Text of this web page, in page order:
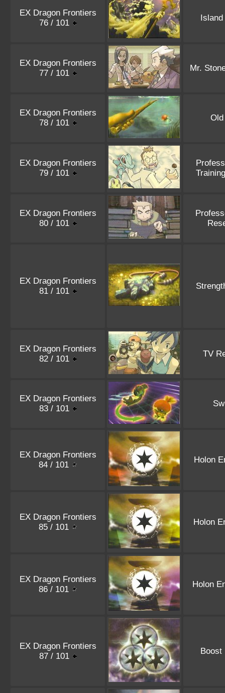
EX Dragon Frontiers
76 / 101
EX Dragon Frontiers
77 / 101
Mr.
EX Dragon Frontiers
78 / 101
EX Dragon Frontiers
79 / 101
EX Dragon Frontiers
80 / 101
EX Dragon Frontiers
81 / 101
EX Dragon Frontiers
82 / 101
TV
EX Dragon Frontiers
83 / 101
EX Dragon Frontiers
84 / 101
Holon
EX Dragon Frontiers
85 / 101
Holon
EX Dragon Frontiers
86 / 101
Holon
EX Dragon Frontiers
87 / 101
Boost